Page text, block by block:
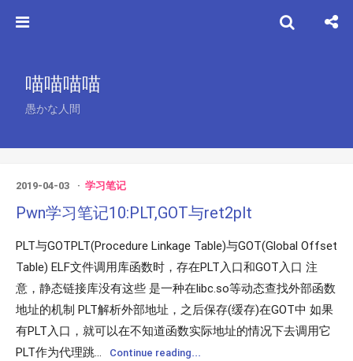
喵喵喵喵
愚かな人間
2019-04-03 学习笔记
Pwn学习笔记10:PLT,GOT与ret2plt
PLT与GOTPLT(Procedure Linkage Table)与GOT(Global Offset
Table) ELF文件调用库函数时，存在PLT入口和GOT入口 注
意，静态链接库没有这些 是一种在libc.so等动态查找外部函数
地址的机制 PLT解析外部地址，之后保存(缓存)在GOT中 如果
有PLT入口，就可以在不知道函数实际地址的情况下去调用它
PLT作为代理跳...
Continue reading...